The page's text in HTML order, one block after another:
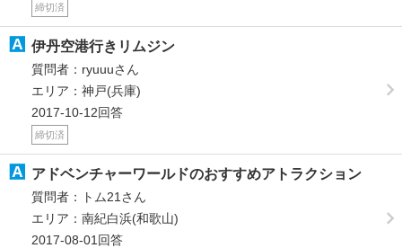
締切済
伊丹空港行きリムジン
質問者：ryuuuさん
エリア：神戸(兵庫)
2017-10-12回答
締切済
アドベンチャーワールドのおすすめアトラクション
質問者：トム21さん
エリア：南紀白浜(和歌山)
2017-08-01回答